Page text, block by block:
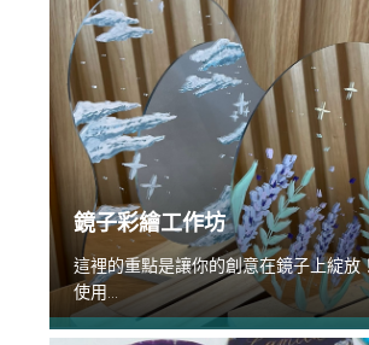
鏡子彩繪工作坊
這裡的重點是讓你的創意在鏡子上綻放
使用...